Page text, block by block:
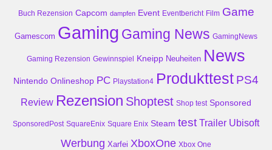
Buch Rezension Capcom dampfen Event Eventbericht Film Game
Gamescom Gaming Gaming News GamingNews
Gaming Rezension Gewinnspiel Kneipp Neuheiten News
Nintendo Onlineshop PC Playstation4 Produkttest PS4
Review Rezension Shoptest Shop test Sponsored
SponsoredPost SquareEnix Square Enix Steam test Trailer Ubisoft
Werbung Xarfei XboxOne Xbox One